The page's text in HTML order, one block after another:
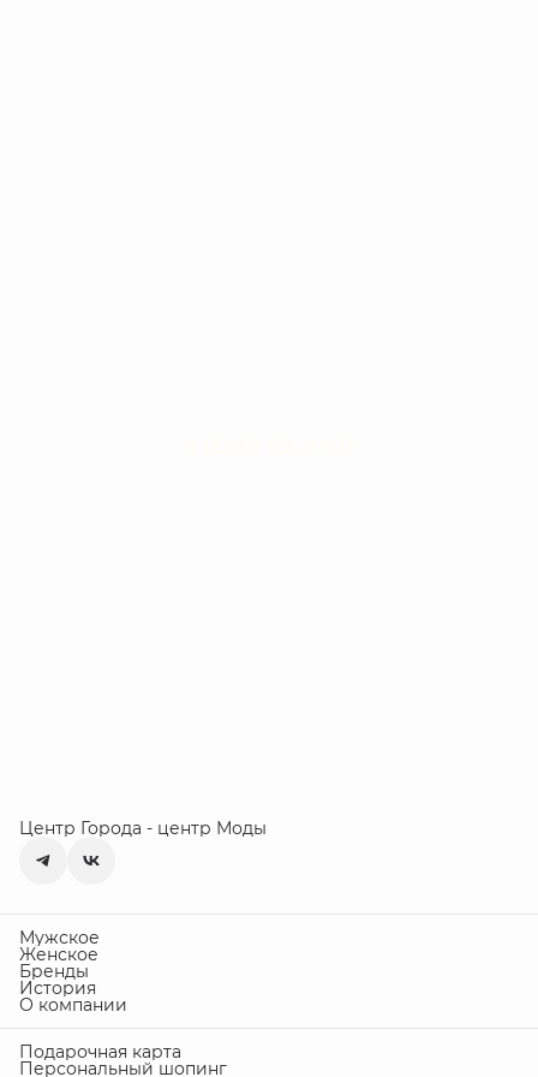
Центр Города - центр Моды
Мужское
Женское
Бренды
История
О компании
Подарочная карта
Персональный шопинг